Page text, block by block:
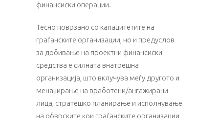
финансиски операции.
Тесно поврзано со капацитетите на
граѓанските организации, но и предуслов
за добивање на проектни финансиски
средства е силната внатрешна
организација, што вклучува меѓу другото и
менаџирање на вработени/ангажирани
лица, стратешко планирање и исполнување
на обврските кои граѓанските организации